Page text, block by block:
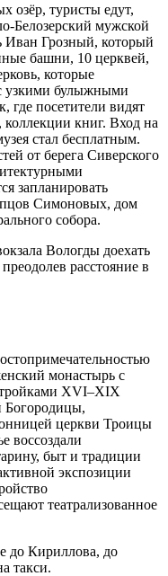
озёр, туристы едут,
Белозерский мужской
Иван Грозный, который
башни, 10 церквей,
которые
узкими булыжными
где посетители видят
книг. Вход на
стал бесплатным.
от берега Сиверского
запланировать
Симоновых, дом
собора.
Вологды доехать
расстояние в
монастырь с
XVI–XIX
Богородицы,
церкви Троицы
воссоздали
быт и традиции
экспозиции
театрализованное
до Кириллова, до
такси.